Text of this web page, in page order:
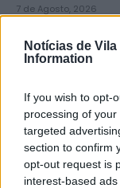
Notícias de Vila
Information
If you wish to opt-
processing of
targeted
section to confirm
opt-out request is
interest-based
7 de Agosto, 2026
Jovem
freguesia
7 de Agosto, 2026